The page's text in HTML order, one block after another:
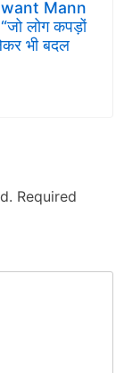
Mann
लोग कपड़ों
भी बदल
Required